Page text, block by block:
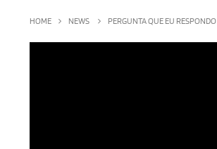
HOME NEWS PERGUNTA QUE EU RESPONDO